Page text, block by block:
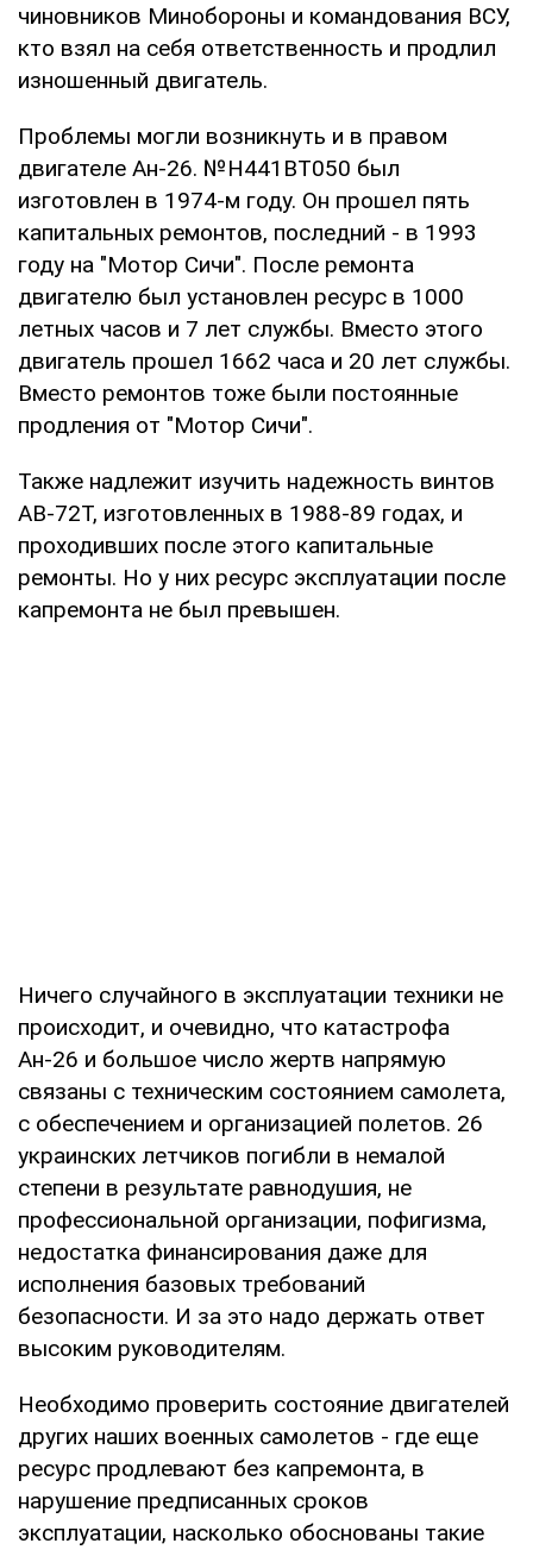
чиновников Минобороны и командования ВСУ,
кто взял на себя ответственность и продлил
изношенный двигатель.
Проблемы могли возникнуть и в правом
двигателе Ан-26. №Н441ВТ050 был
изготовлен в 1974-м году. Он прошел пять
капитальных ремонтов, последний - в 1993
году на "Мотор Сичи". После ремонта
двигателю был установлен ресурс в 1000
летных часов и 7 лет службы. Вместо этого
двигатель прошел 1662 часа и 20 лет службы.
Вместо ремонтов тоже были постоянные
продления от "Мотор Сичи".
Также надлежит изучить надежность винтов
АВ-72Т, изготовленных в 1988-89 годах, и
проходивших после этого капитальные
ремонты. Но у них ресурс эксплуатации после
капремонта не был превышен.
Ничего случайного в эксплуатации техники не
происходит, и очевидно, что катастрофа
Ан-26 и большое число жертв напрямую
связаны с техническим состоянием самолета,
с обеспечением и организацией полетов. 26
украинских летчиков погибли в немалой
степени в результате равнодушия, не
профессиональной организации, пофигизма,
недостатка финансирования даже для
исполнения базовых требований
безопасности. И за это надо держать ответ
высоким руководителям.
Необходимо проверить состояние двигателей
других наших военных самолетов - где еще
ресурс продлевают без капремонта, в
нарушение предписанных сроков
эксплуатации, насколько обоснованы такие